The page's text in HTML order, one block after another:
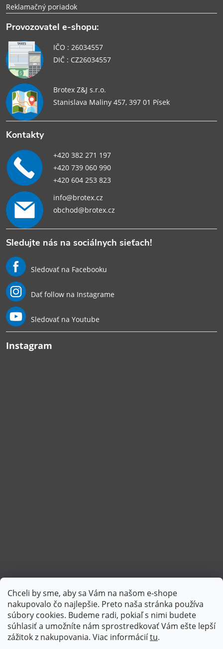
Chceli by sme, aby sa Vám na našom e-shope
nakupovalo čo najlepšie. Preto naša stránka používa
súbory cookies. Budeme radi, pokiaľ s nimi budete
súhlasiť a umožníte nám sprostredkovať Vám ešte lepší
zážitok z nakupovania. Viac informáciítu.
Reklamačný poriadok
Provozovatel e-shopu:
IČO : 26034557
DIČ : CZ26034557
Brotex Z&J s.r.o.
Stanislava Maliny 457, 397 01 Písek
Kontakty
+420 382 271 197
+420 739 060 990
+420 604 253 823
info@brotex.cz
obchod@brotex.cz
Sledujte nás na sociálnych sieťach!
Sledovať na Facebooku
Dať follow na Instagrame
Sledovať na Youtube
Instagram
Sledovať na Instagrame